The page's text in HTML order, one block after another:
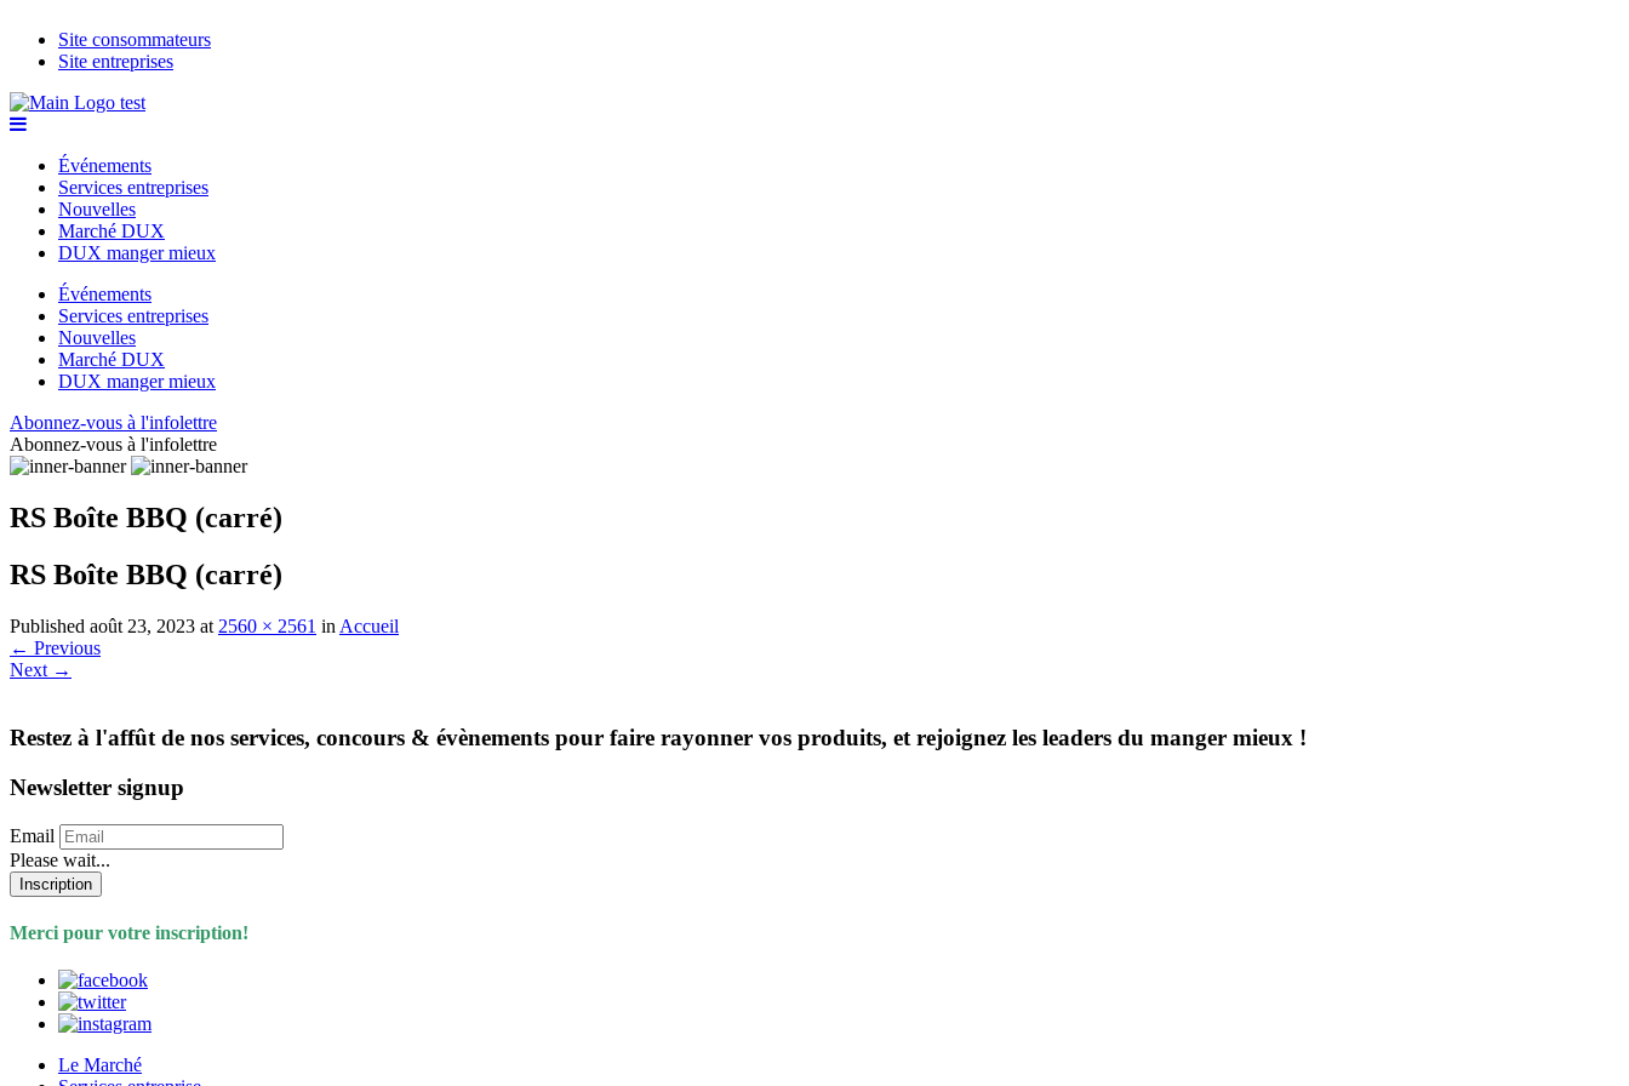
Site consommateurs
Site entreprises
Événements
Services entreprises
Nouvelles
Marché DUX
DUX manger mieux
Événements
Services entreprises
Nouvelles
Marché DUX
DUX manger mieux
Abonnez-vous à l'infolettre
Abonnez-vous à l'infolettre
RS Boîte BBQ (carré)
RS Boîte BBQ (carré)
Published août 23, 2023 at 2560 × 2561 in Accueil
← Previous
Next →
Restez à l'affût de nos services, concours & évènements pour faire rayonner vos produits, et rejoignez les leaders du manger mieux !
Newsletter signup
Email
Please wait...
Inscription
Merci pour votre inscription!
Le Marché